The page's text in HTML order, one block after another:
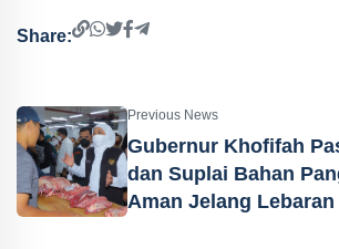
Share:
Previous News
Gubernur Khofifah
dan Suplai Bahan
Aman Jelang Lebaran